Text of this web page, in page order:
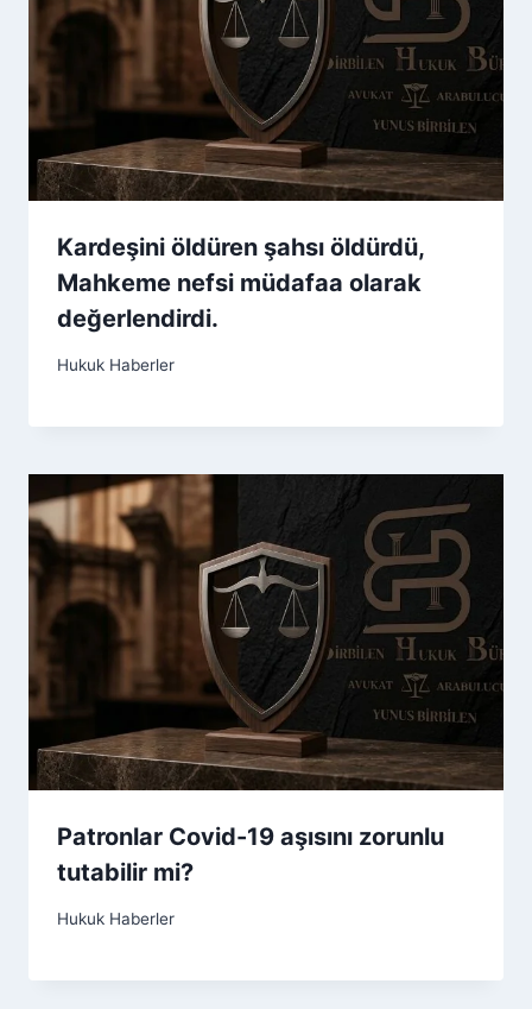
Kardeşini öldüren şahsı öldürdü,
Mahkeme nefsi müdafaa olarak
değerlendirdi.
Hukuk Haberler
Patronlar Covid-19 aşısını zorunlu
tutabilir mi?
Hukuk Haberler